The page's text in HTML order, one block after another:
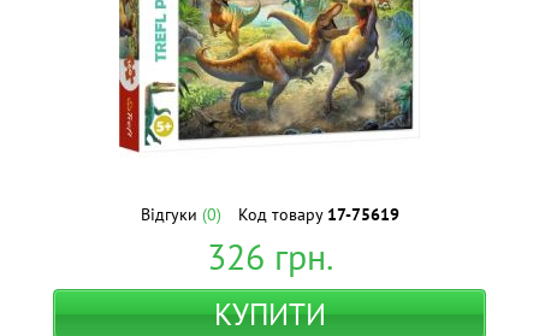
Відгуки (0) Код товару 17-75619
326 грн.
КУПИТИ